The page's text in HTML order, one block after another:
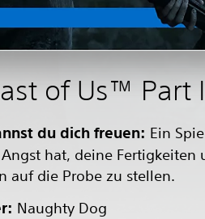
of Us™ Part
du dich freuen: Ein
hat, deine Fertigkeiten
auf die Probe zu stellen.
Naughty Dog